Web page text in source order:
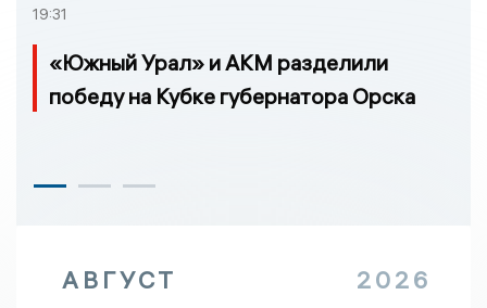
19:31
«Южный Урал» и АКМ разделили
победу на Кубке губернатора Орска
АВГУСТ 2026